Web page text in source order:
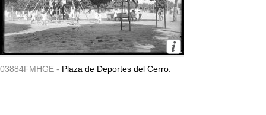
03884FMHGE - Plaza de Deportes del Cerro.